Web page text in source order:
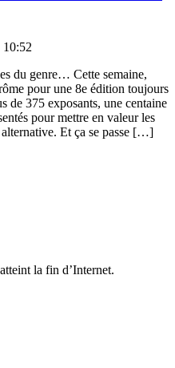
10:52
du genre… Cette semaine,
pour une 8e édition toujours
de 375 exposants, une centaine
pour mettre en valeur les
Et ça se passe […]
la fin d’Internet.